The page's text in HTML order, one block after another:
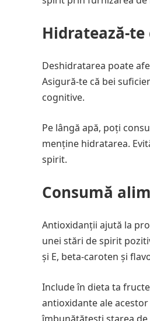
Hidratează-te
Deshidratarea poate
Asigură-te că bei
cognitive.
Pe lângă apă, poți
menține hidratarea.
spirit.
Consumă
Antioxidanții ajută la
unei stări de spirit
și E, beta-caroten și
Include în dieta ta
antioxidante ale